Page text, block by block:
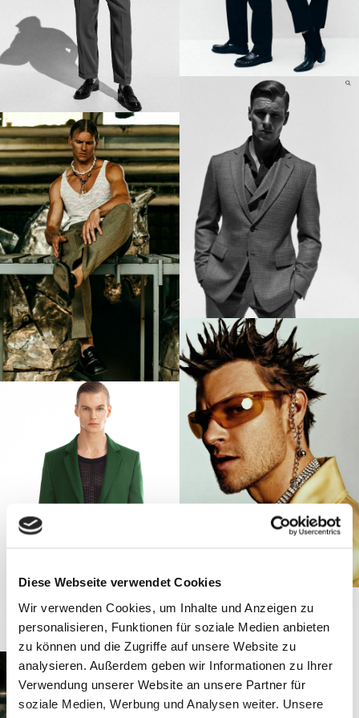
Diese Webseite verwendet Cookies
Wir verwenden Cookies, um Inhalte und Anzeigen zu
personalisieren, Funktionen für soziale Medien anbieten
zu können und die Zugriffe auf unsere Website zu
analysieren. Außerdem geben wir Informationen zu Ihrer
Verwendung unserer Website an unsere Partner für
soziale Medien, Werbung und Analysen weiter. Unsere